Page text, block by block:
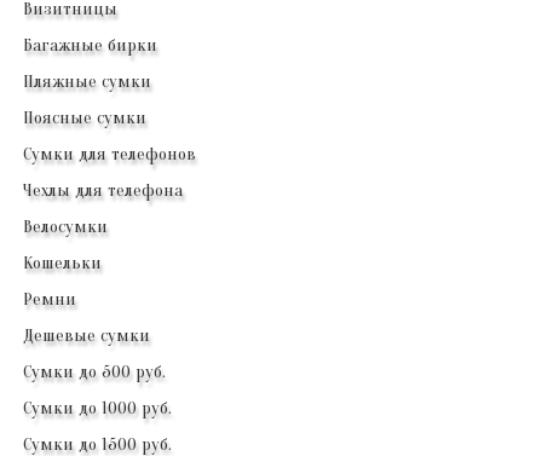
Визитницы
Багажные бирки
Пляжные сумки
Поясные сумки
Сумки для телефонов
Чехлы для телефона
Велосумки
Кошельки
Ремни
Дешевые сумки
Сумки до 500 руб.
Сумки до 1000 руб.
Сумки до 1500 руб.